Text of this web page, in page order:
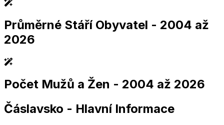
2,005 2,010 2,015 2,020 2,025
2,005 2,010 2,015 2,020 2,025
Průměrné Stáří Obyvatel - 2004 až
2026
2,005 2,010 2,015 2,020 2,025
2,005 2,010 2,015 2,020 2,025
Počet Mužů a Žen - 2004 až 2026
Čáslavsko - Hlavní Informace